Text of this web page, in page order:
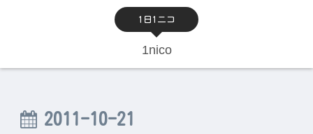
1日1ニコ
1nico
2011-10-21